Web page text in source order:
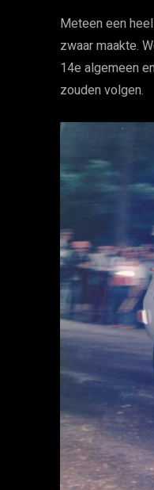
Meteen een
zwaar maakte.
14e algemeen
zouden volgen.